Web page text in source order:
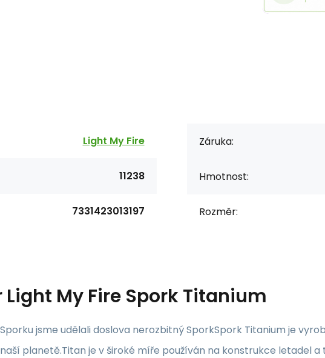
Light My Fire
11238
7331423013197
Záruka:
Hmotnost:
Rozměr:
Light My Fire Spork Titanium
jsme udělali doslova nerozbitný SporkSpork Titanium je
planetě.Titan je v široké míře používán na konstrukce letadel a